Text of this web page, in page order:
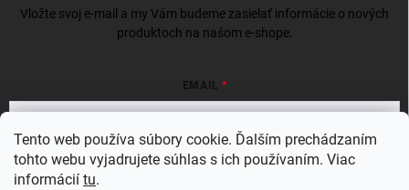
Tento web používa súbory cookie. Ďalším prechádzaním
tohto webu vyjadrujete súhlas s ich používaním. Viac
informácií tu.
Vložte svoj e-mail a my Vám budeme zasielať informácie o nových
produktoch na našom e-shope.
EMAIL
Vložením e-mailu súhlasíte s